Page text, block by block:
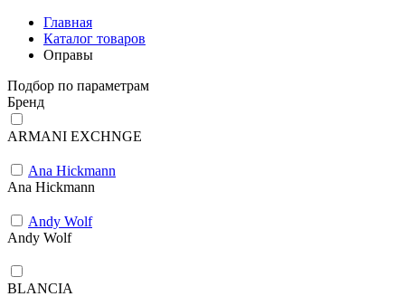
Главная
Каталог товаров
Оправы
Подбор по параметрам
Бренд
ARMANI EXCHNGE
Ana Hickmann
Ana Hickmann
Andy Wolf
Andy Wolf
BLANCIA